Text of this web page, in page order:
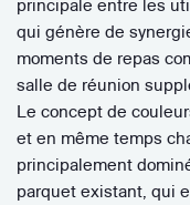
principale entre les
qui génère de
moments de repas
salle de réunion
Le concept de
et en même temps
principalement
parquet existant, qui